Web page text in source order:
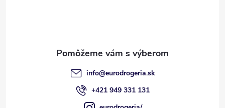
info@eurodrogeria.sk
+421 949 331 131